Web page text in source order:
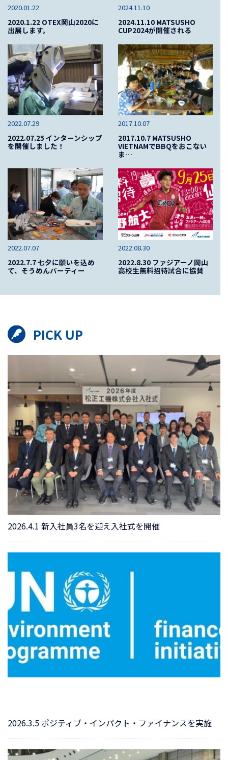
2020.01.22
2020.1.22 OTEX岡山2020に
出展します。
2024.11.10
2024.11.10 MATSUSHO
CUP2024が開催される
2022.07.29
2022.07.25 インターンシップ
を開催しました！
2017.10.07
2017.10.7 MATSUSHO
VIETNAMでBBQをおこない
ま…
2022.07.07
2022.7.7 七夕に願いを込め
て、そうめんパーティー
2022.08.30
2022.8.30 ファジアーノ岡山
高校生無料招待試合に協賛
PICK UP
2026.4.1 新入社員3名を迎え入社式を開催
2026.3.5 ポジティブ・インパクト・ファイナンスを実施